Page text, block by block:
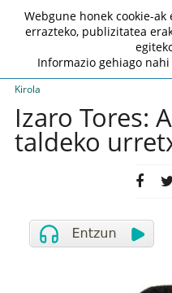
Kirola
Izaro Tores:
taldeko
Webgune honek cookie-
errazteko, publizitatea
Informazio gehiago